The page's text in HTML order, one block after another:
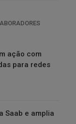
ação com
para redes
Saab e amplia